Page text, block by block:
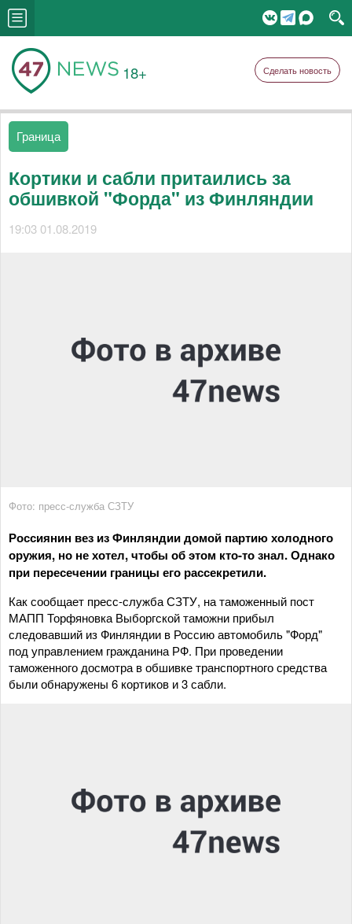
18+ Сделать новость
Граница
Кортики и сабли притаились за
обшивкой "Форда" из Финляндии
19:03 01.08.2019
Фото: пресс-служба СЗТУ
Россиянин вез из Финляндии домой партию холодного
оружия, но не хотел, чтобы об этом кто-то знал. Однако
при пересечении границы его рассекретили.
Как сообщает пресс-служба СЗТУ, на таможенный пост
МАПП Торфяновка Выборгской таможни прибыл
следовавший из Финляндии в Россию автомобиль "Форд"
под управлением гражданина РФ. При проведении
таможенного досмотра в обшивке транспортного средства
были обнаружены 6 кортиков и 3 сабли.